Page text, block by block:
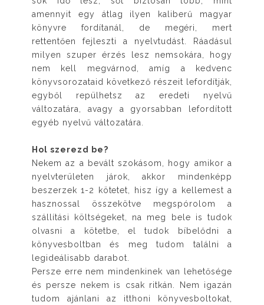
amennyit egy átlag ilyen kaliberű magyar
könyvre fordítanál, de megéri, mert
rettentően fejleszti a nyelvtudást. Ráadásul
milyen szuper érzés lesz nemsokára, hogy
nem kell megvárnod, amíg a kedvenc
könyvsorozataid következő részeit lefordítják,
egyből repülhetsz az eredeti nyelvű
változatára, avagy a gyorsabban lefordított
egyéb nyelvű változatára.
Hol szerezd be?
Nekem az a bevált szokásom, hogy amikor a
nyelvterületen járok, akkor mindenképp
beszerzek 1-2 kötetet, hisz így a kellemest a
hasznossal összekötve megspórolom a
szállítási költségeket, na meg bele is tudok
olvasni a kötetbe, el tudok bíbelődni a
könyvesboltban és meg tudom találni a
legideálisabb darabot.
Persze erre nem mindenkinek van lehetősége
és persze nekem is csak ritkán. Nem igazán
tudom ajánlani az itthoni könyvesboltokat,